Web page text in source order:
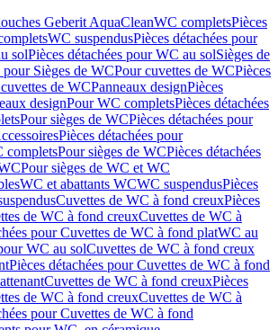
Geberit AquaCleanWC completsPièces
WC suspendusPièces détachées pour
solPièces détachées pour WC au solSièges de
pour Sièges de WCPour cuvettes de WCPièces
de WCPanneaux designPièces
designPour WC completsPièces détachées
Pour sièges de WCPièces détachées pour
Pièces détachées pour
completsPour sièges de WCPièces détachées
Pour sièges de WC et WC
WC et abattants WCWC suspendusPièces
Cuvettes de WC à fond creuxPièces
de WC à fond creuxCuvettes de WC à
pour Cuvettes de WC à fond platWC au
WC au solCuvettes de WC à fond creux
Pièces détachées pour Cuvettes de WC à fond
Cuvettes de WC à fond creuxPièces
de WC à fond creuxCuvettes de WC à
pour Cuvettes de WC à fond